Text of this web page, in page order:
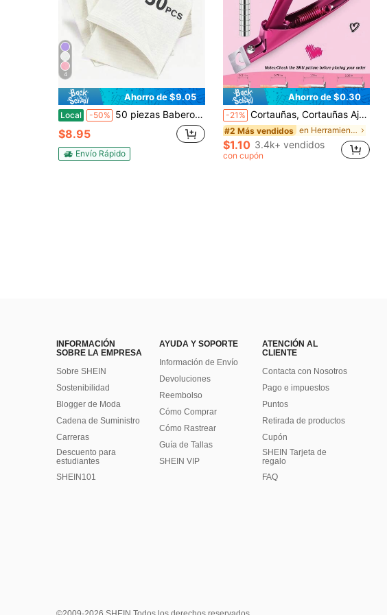
4
Ahorro de $9.05
Local -50% 50 piezas Baberos dentales desechables Baberos dentales desechables Baberos de tatuaje dental Baberos dentales para uñas Toallas de babero Cubiertas de mesa de tatuaje, Hojas de papel Rosado
$8.95
Envío Rápido
Ahorro de $0.30
-21% Cortauñas, Cortauñas Ajustables Púrpura con 15 Imanes y Ajustador de Tamaño, Imanes para Uñas Postizas, Cortauñas de Acero Inoxidable para Puntas de Uñas Postizas, Adecuado para Uñas Acrílicas/Postizas, Herramienta de Hoja Afilada para Manicura/Pedicura, Suministros de Uñas de Salón, Regalo para Mujeres/Niñas
#2 Más vendidos en Herramientas de extensión de uñas más vendidas
$1.10 3.4k+ vendidos
con cupón
INFORMACIÓN
SOBRE LA EMPRESA
Sobre SHEIN
Sostenibilidad
Blogger de Moda
Cadena de Suministro
Carreras
Descuento para
estudiantes
SHEIN101
AYUDA Y SOPORTE
Información de Envío
Devoluciones
Reembolso
Cómo Comprar
Cómo Rastrear
Guía de Tallas
SHEIN VIP
ATENCIÓN AL
CLIENTE
Contacta con Nosotros
Pago e impuestos
Puntos
Retirada de productos
Cupón
SHEIN Tarjeta de
regalo
FAQ